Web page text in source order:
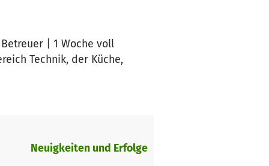
Betreuer | 1 Woche voll
Technik, der Küche,
Neuigkeiten und Erfolge